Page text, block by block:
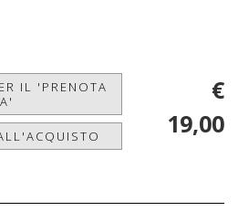
IL 'PRENOTA
€
19,00